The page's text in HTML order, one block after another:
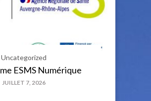
Uncategorized
ESMS Numérique
JUILLET 7, 2026